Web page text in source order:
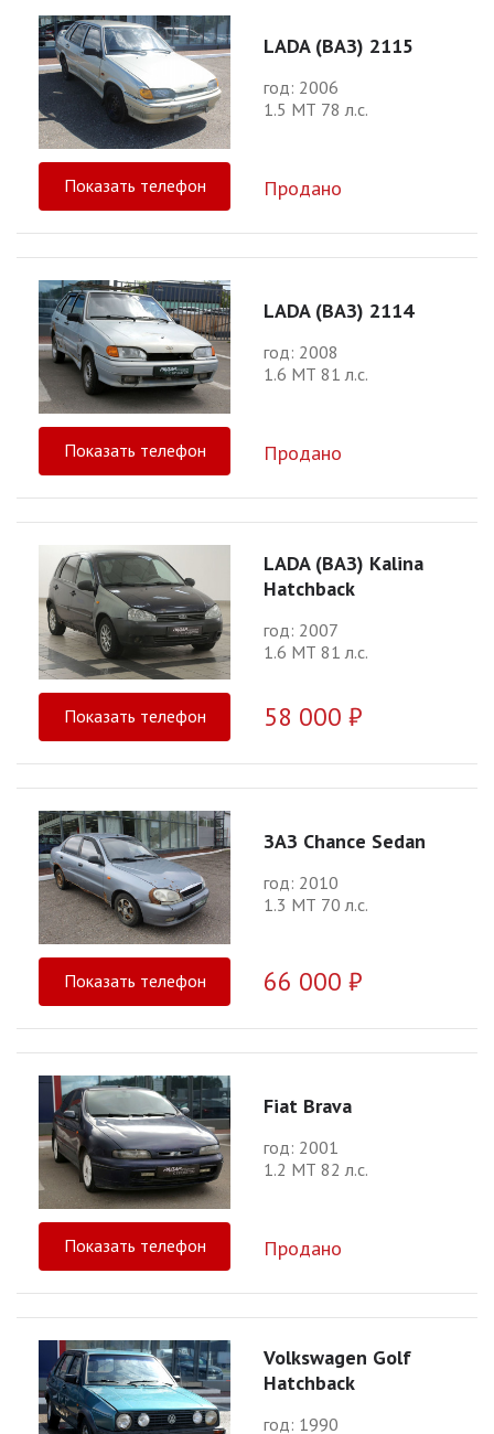
LADA (ВАЗ) 2115
год: 2006
1.5 МТ 78 л.с.
Показать телефон Продано
LADA (ВАЗ) 2114
год: 2008
1.6 МТ 81 л.с.
Показать телефон Продано
LADA (ВАЗ) Kalina
Hatchback
год: 2007
1.6 МТ 81 л.с.
Показать телефон 58 000 ₽
ЗАЗ Chance Sedan
год: 2010
1.3 МТ 70 л.с.
Показать телефон 66 000 ₽
Fiat Brava
год: 2001
1.2 МТ 82 л.с.
Показать телефон Продано
Volkswagen Golf
Hatchback
год: 1990